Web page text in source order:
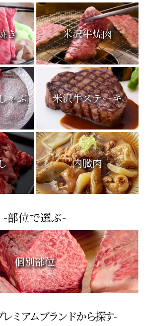
き 米沢牛焼肉
ゃぶ 米沢牛ステーキ
内臓肉
-部位で選ぶ-
個別部位
ミアムブランドから探す-